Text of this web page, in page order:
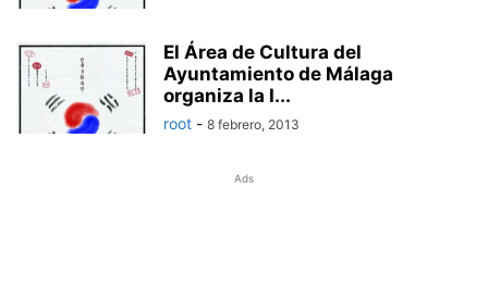
El Área de Cultura del
Ayuntamiento de Málaga
organiza la I...
root - 8 febrero, 2013
Ads